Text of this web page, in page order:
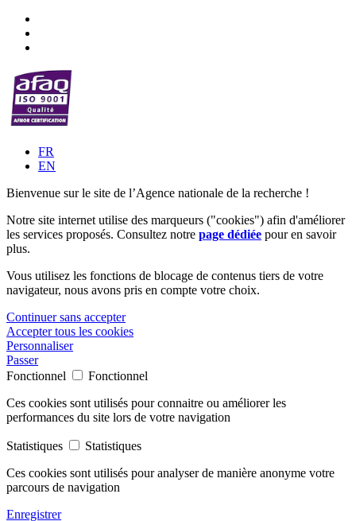
FR
EN
Bienvenue sur le site de l’Agence nationale de la recherche !
Notre site internet utilise des marqueurs ("cookies") afin d'améliorer
les services proposés. Consultez notre page dédiée pour en savoir
plus.
Vous utilisez les fonctions de blocage de contenus tiers de votre
navigateur, nous avons pris en compte votre choix.
Continuer sans accepter
Accepter tous les cookies
Personnaliser
Passer
Fonctionnel
Fonctionnel
Ces cookies sont utilisés pour connaitre ou améliorer les
performances du site lors de votre navigation
Statistiques
Statistiques
Ces cookies sont utilisés pour analyser de manière anonyme votre
parcours de navigation
Enregistrer